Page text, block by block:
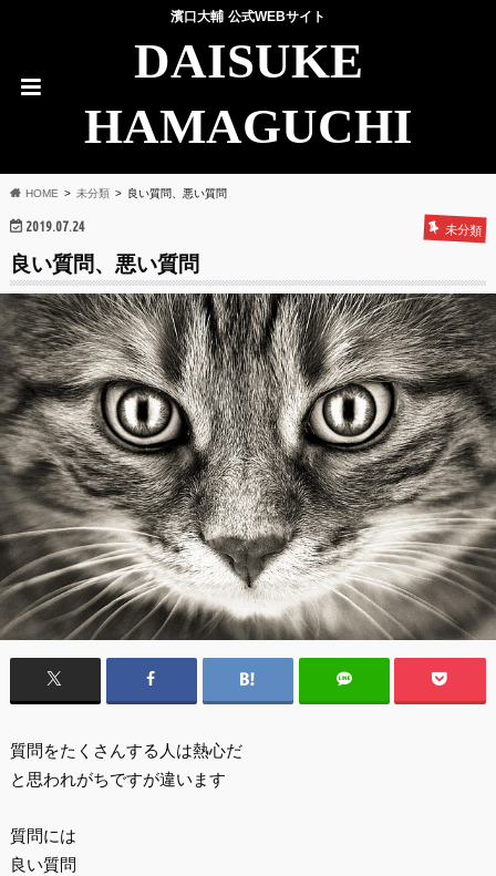
濱口大輔 公式WEBサイト
DAISUKE
HAMAGUCHI
HOME 未分類 良い質問、悪い質問
2019.07.24 未分類
良い質問、悪い質問
質問をたくさんする人は熱心だ
と思われがちですが違います
質問には
良い質問